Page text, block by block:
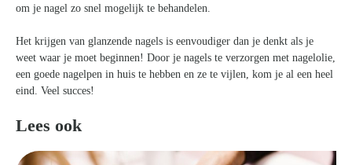
om je nagel zo snel mogelijk te behandelen.
Het krijgen van glanzende nagels is eenvoudiger dan je denkt als je
weet waar je moet beginnen! Door je nagels te verzorgen met nagelolie,
een goede nagelpen in huis te hebben en ze te vijlen, kom je al een heel
eind. Veel succes!
Lees ook